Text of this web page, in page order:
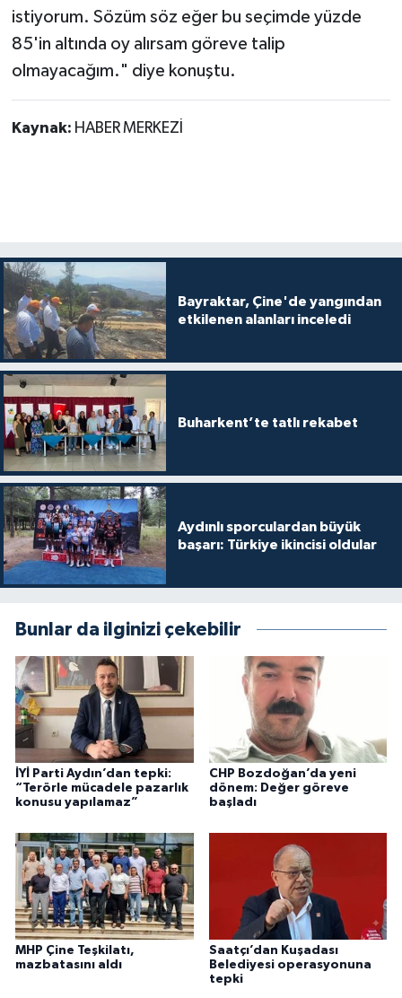
istiyorum. Sözüm söz eğer bu seçimde yüzde
85'in altında oy alırsam göreve talip
olmayacağım." diye konuştu.
Kaynak: HABER MERKEZİ
Bayraktar, Çine'de yangından
etkilenen alanları inceledi
Buharkent’te tatlı rekabet
Aydınlı sporculardan büyük
başarı: Türkiye ikincisi oldular
Bunlar da ilginizi çekebilir
İYİ Parti Aydın’dan tepki:
“Terörle mücadele pazarlık
konusu yapılamaz”
CHP Bozdoğan’da yeni
dönem: Değer göreve
başladı
MHP Çine Teşkilatı,
mazbatasını aldı
Saatçı’dan Kuşadası
Belediyesi operasyonuna
tepki